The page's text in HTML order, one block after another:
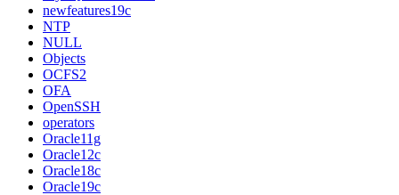
newfeatures19c
NTP
NULL
Objects
OCFS2
OFA
OpenSSH
operators
Oracle11g
Oracle12c
Oracle18c
Oracle19c